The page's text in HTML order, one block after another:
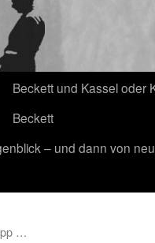
Beckett und Kassel oder
Beckett
– und dann von
…